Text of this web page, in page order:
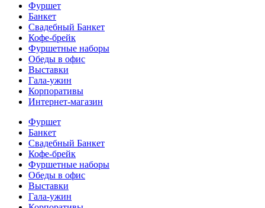
Фуршет
Банкет
Свадебный Банкет
Кофе-брейк
Фуршетные наборы
Обеды в офис
Выставки
Гала-ужин
Корпоративы
Интернет-магазин
Фуршет
Банкет
Свадебный Банкет
Кофе-брейк
Фуршетные наборы
Обеды в офис
Выставки
Гала-ужин